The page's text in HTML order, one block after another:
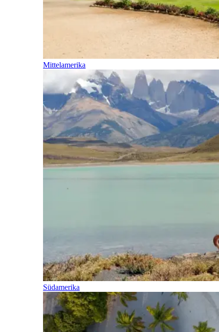
Mittelamerika
Südamerika